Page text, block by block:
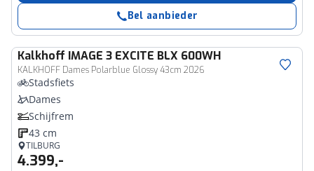
Bel aanbieder
Kalkhoff IMAGE 3 EXCITE BLX 600WH
KALKHOFF Dames Polarblue Glossy 43cm 2026
Stadsfiets
Dames
Schijfrem
43 cm
TILBURG
4.399,-